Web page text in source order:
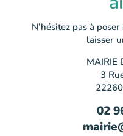
N’hésitez pas à
laisser
MAIRIE
3
02